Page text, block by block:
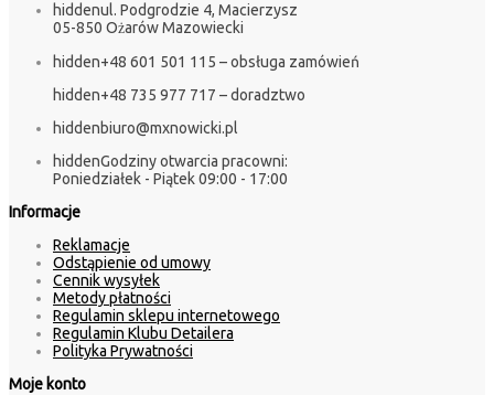
hiddenul. Podgrodzie 4, Macierzysz
05-850 Ożarów Mazowiecki
hidden+48 601 501 115 – obsługa zamówień
hidden+48 735 977 717 – doradztwo
hiddenbiuro@mxnowicki.pl
hiddenGodziny otwarcia pracowni:
Poniedziałek - Piątek 09:00 - 17:00
Informacje
Reklamacje
Odstąpienie od umowy
Cennik wysyłek
Metody płatności
Regulamin sklepu internetowego
Regulamin Klubu Detailera
Polityka Prywatności
Moje konto